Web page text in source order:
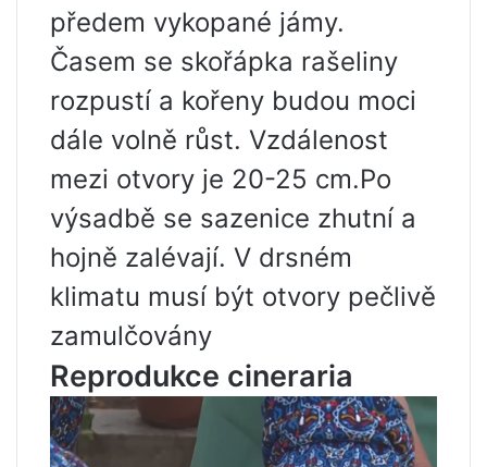
předem vykopané jámy.
Časem se skořápka rašeliny
rozpustí a kořeny budou moci
dále volně růst. Vzdálenost
mezi otvory je 20-25 cm.Po
výsadbě se sazenice zhutní a
hojně zalévají. V drsném
klimatu musí být otvory pečlivě
zamulčovány
Reprodukce cineraria